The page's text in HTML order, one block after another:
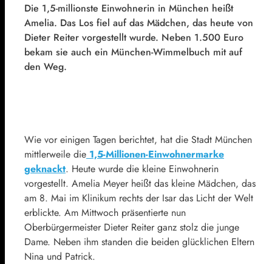
Die 1,5-millionste Einwohnerin in München heißt
Amelia. Das Los fiel auf das Mädchen, das heute von
Dieter Reiter vorgestellt wurde. Neben 1.500 Euro
bekam sie auch ein München-Wimmelbuch mit auf
den Weg.
Wie vor einigen Tagen berichtet, hat die Stadt München
mittlerweile die 1,5-Millionen-Einwohnermarke
geknackt. Heute wurde die kleine Einwohnerin
vorgestellt. Amelia Meyer heißt das kleine Mädchen, das
am 8. Mai im Klinikum rechts der Isar das Licht der Welt
erblickte. Am Mittwoch präsentierte nun
Oberbürgermeister Dieter Reiter ganz stolz die junge
Dame. Neben ihm standen die beiden glücklichen Eltern
Nina und Patrick.